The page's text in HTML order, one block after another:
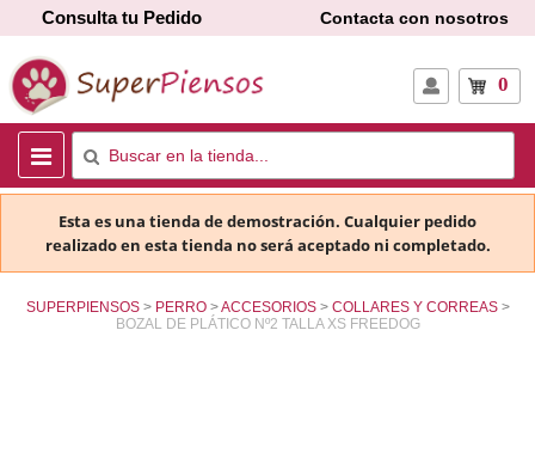
Consulta tu Pedido Contacta con nosotros
0
Esta es una tienda de demostración. Cualquier pedido
realizado en esta tienda no será aceptado ni completado.
SUPERPIENSOS PERRO ACCESORIOS
COLLARES Y CORREAS
BOZAL DE PLÁTICO Nº2 TALLA XS FREEDOG